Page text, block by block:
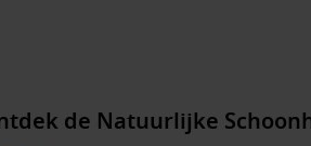
de Natuurlijke